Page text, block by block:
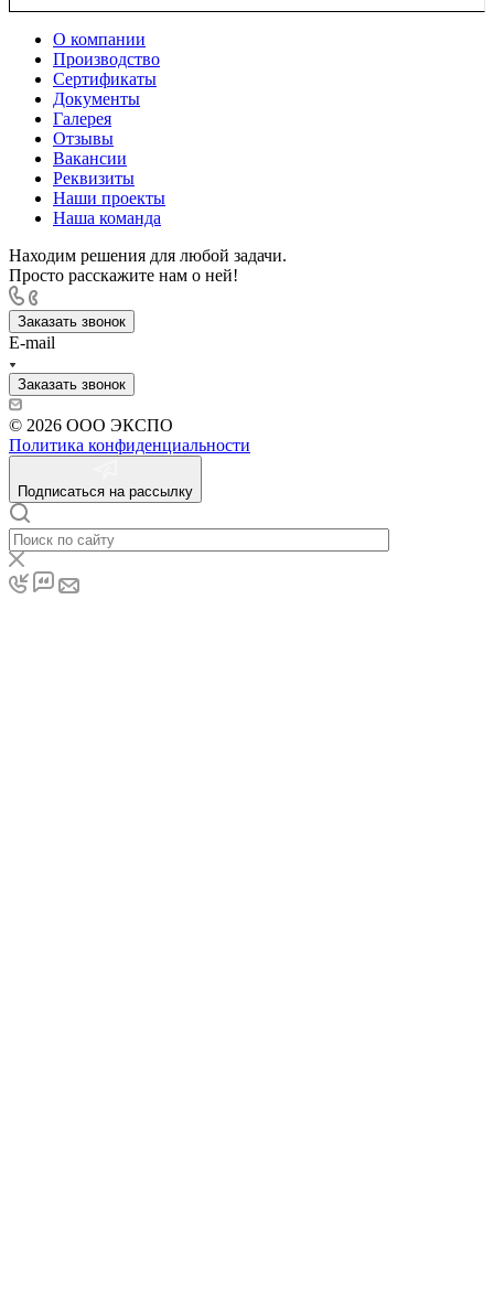
О компании
Производство
Сертификаты
Документы
Галерея
Отзывы
Вакансии
Реквизиты
Наши проекты
Наша команда
Находим решения для любой задачи.
Просто расскажите нам о ней!
Заказать звонок
E-mail
Заказать звонок
© 2026 ООО ЭКСПО
Политика конфиденциальности
Подписаться на рассылку